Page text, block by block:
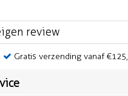
review
Gratis verzending vanaf